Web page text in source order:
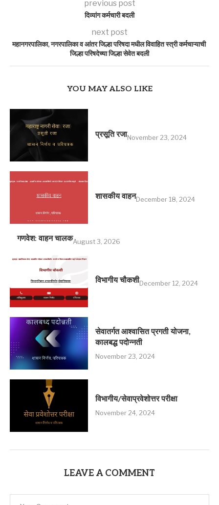
previous post
दिव्यांग कर्मचारी बदली
next post
महानगरपालिका, नगरपालिका व आंतर जिल्हा परिषदा मधील विवाहित स्त्री कर्मचाऱ्याची
जिल्हा परिषदेच्या जिल्हा सेवेत बदली
YOU MAY ALSO LIKE
प्रसूति रजाNovember 23, 2024
शासकीय वाहनDecember 18, 2024
गणवेश: वाहन चालकAugust 3, 2026
विभागीय चौकशीDecember 12, 2024
सेवातर्गत आश्वासित प्रगती योजना,
कालबद्ध पदोन्नती
November 23, 2024
विभागीय/सेवाप्रवेशोत्तर परीक्षा
November 24, 2024
LEAVE A COMMENT